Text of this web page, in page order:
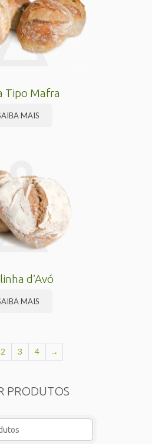
Tipo Mafra
MAIS
d’Avó
MAIS
2 3 4 →
PRODUTOS